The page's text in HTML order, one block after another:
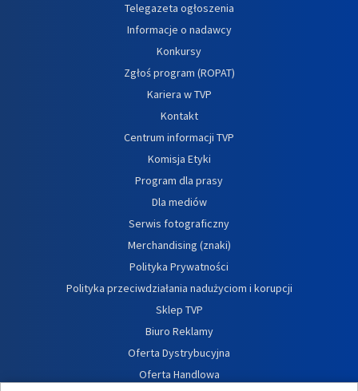
Telegazeta ogłoszenia
Informacje o nadawcy
Konkursy
Zgłoś program (ROPAT)
Kariera w TVP
Kontakt
Centrum informacji TVP
Komisja Etyki
Program dla prasy
Dla mediów
Serwis fotograficzny
Merchandising (znaki)
Polityka Prywatności
Polityka przeciwdziałania nadużyciom i korupcji
Sklep TVP
Biuro Reklamy
Oferta Dystrybucyjna
Oferta Handlowa